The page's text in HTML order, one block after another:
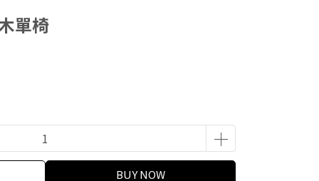
單椅
BUY NOW